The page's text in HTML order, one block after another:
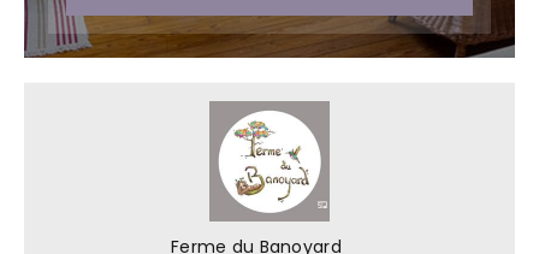
Ferme du Banoyard